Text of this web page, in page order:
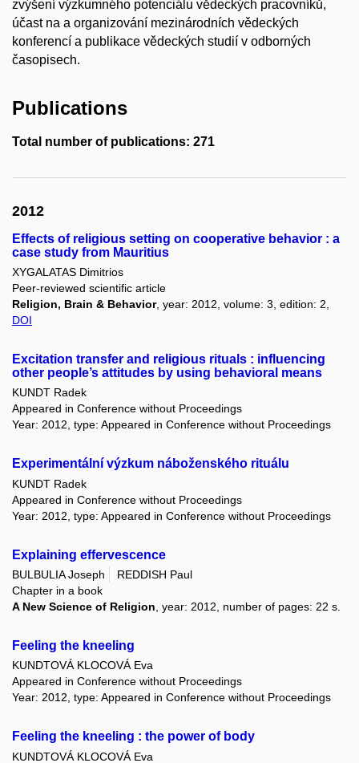
zvýšení výzkumného potenciálu vědeckých pracovníků,
účast na a organizování mezinárodních vědeckých
konferencí a publikace vědeckých studií v odborných
časopisech.
Publications
Total number of publications: 271
2012
Effects of religious setting on cooperative behavior : a
case study from Mauritius
XYGALATAS Dimitrios
Peer-reviewed scientific article
Religion, Brain & Behavior, year: 2012, volume: 3, edition: 2,
DOI
Excitation transfer and religious rituals : influencing
other people’s attitudes by using behavioral means
KUNDT Radek
Appeared in Conference without Proceedings
Year: 2012, type: Appeared in Conference without Proceedings
Experimentální výzkum náboženského rituálu
KUNDT Radek
Appeared in Conference without Proceedings
Year: 2012, type: Appeared in Conference without Proceedings
Explaining effervescence
BULBULIA Joseph
REDDISH Paul
Chapter in a book
A New Science of Religion , year: 2012, number of pages: 22 s.
Feeling the kneeling
KUNDTOVÁ KLOCOVÁ Eva
Appeared in Conference without Proceedings
Year: 2012, type: Appeared in Conference without Proceedings
Feeling the kneeling : the power of body
KUNDTOVÁ KLOCOVÁ Eva